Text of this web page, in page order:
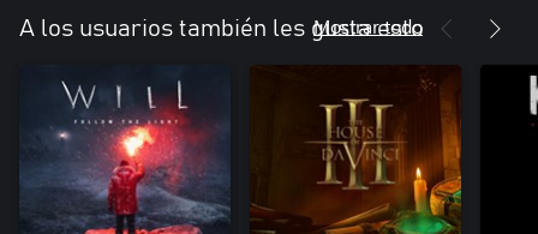
A los usuarios también les gusta esto
Mostrar todo